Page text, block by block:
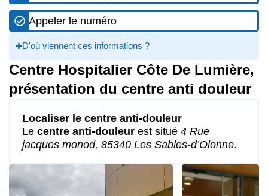
Centre Hospitalier Côte De Lumière,
présentation du centre anti douleur
Localiser le centre anti-douleur
Le centre anti-douleur est situé 4 Rue
jacques monod, 85340 Les Sables-d’Olonne.
Appeler le numéro
D'où viennent ces informations ?